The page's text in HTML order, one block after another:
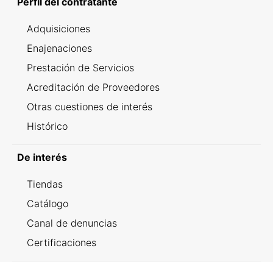
Adquisiciones
Enajenaciones
Prestación de Servicios
Acreditación de Proveedores
Otras cuestiones de interés
Histórico
De interés
Tiendas
Catálogo
Canal de denuncias
Certificaciones